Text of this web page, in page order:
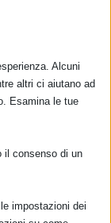
Alcuni
altri ci aiutano ad
Esamina le tue
il consenso di un
impostazioni dei